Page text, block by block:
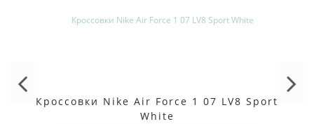
Кроссовки Nike Air Force 1 07 LV8 Sport
White